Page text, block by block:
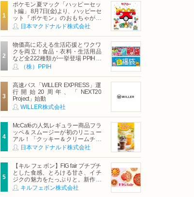
ポケモン夏マック「ハッピーセッ
ト編」 8月7日(金)より、ハッピーセ
ット『ポケモン』のおもちゃが期
間限定登場
日本マクドナルド株式会社
物価高に応える生活応援とワクワ
クを両立！食品・衣料・生活用品
など全222種類が一挙登場 PPIHグ
ループ「夏福袋」＆セール 8月6日
(木)より順次スタート
（株）PPIH
高速バス「WILLER EXPRESS」運
行開始20周年、「NEXT20
Project」始動
WILLER株式会社
McCaféの人気レギュラー商品フラ
ッペ＆スムージーが初のリニュー
アル！「クッキー＆クリームチョ
コフラッペ」「マンゴースムージ
ー」8月5日（水）から販売開始
日本マクドナルド株式会社
【キル フェ ボン】FIG fair プチプチ
とした食感、とろける甘さ、イチ
ジクの魅力をたっぷりと。新作を
含め、イチジク尽くしの全4種が登
場8月20日（木）スタート
キルフェボン株式会社